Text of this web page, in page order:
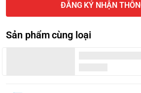
ĐĂNG KÝ NHẬN
Sản phẩm cùng loại